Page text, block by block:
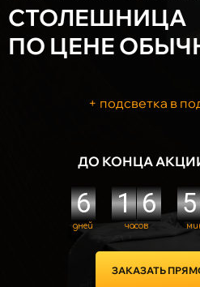
СТОЛЕШНИЦА
ПО ЦЕНЕ
+ подсветка в
ДО КОНЦА
ЗАКАЗАТЬ